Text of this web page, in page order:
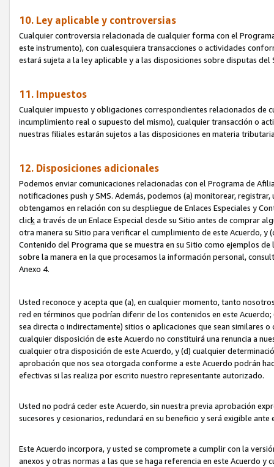
10. Ley aplicable y controversias
Cualquier controversia relacionada de cualquier forma con el
este instrumento), con cualesquiera transacciones o actividades
estará sujeta a la ley aplicable y a las disposiciones sobre disputas
11. Impuestos
Cualquier impuesto y obligaciones correspondientes relacionados de
incumplimiento real o supuesto del mismo), cualquier transacción o
nuestras filiales estarán sujetos a las disposiciones en materia
12. Disposiciones adicionales
Podemos enviar comunicaciones relacionadas con el Programa de
notificaciones push y SMS. Además, podemos (a) monitorear,
obtengamos en relación con su despliegue de Enlaces Especiales y
clicka través de un Enlace Especial desde su Sitio antes de comprar
otra manera su Sitio para verificar el cumplimiento de este Acuerdo,
Contenido del Programa que se muestra en su Sitio como ejemplos
sobre la manera en la que procesamos la información personal,
Anexo 4.
Usted reconoce y acepta que (a), en cualquier momento, tanto
red en términos que podrían diferir de los contenidos en este
sea directa o indirectamente) sitios o aplicaciones que sean similares
cualquier disposición de este Acuerdo no constituirá una renuncia a
cualquier otra disposición de este Acuerdo, y (d) cualquier
aprobación que nos sea otorgada conforme a este Acuerdo podrán
efectivas si las realiza por escrito nuestro representante autorizado.
Usted no podrá ceder este Acuerdo, sin nuestra previa aprobación
sucesores y cesionarios, redundará en su beneficio y será exigible
Este Acuerdo incorpora, y usted se compromete a cumplir con la
anexos y otras normas a las que se haga referencia en este Acuerdo